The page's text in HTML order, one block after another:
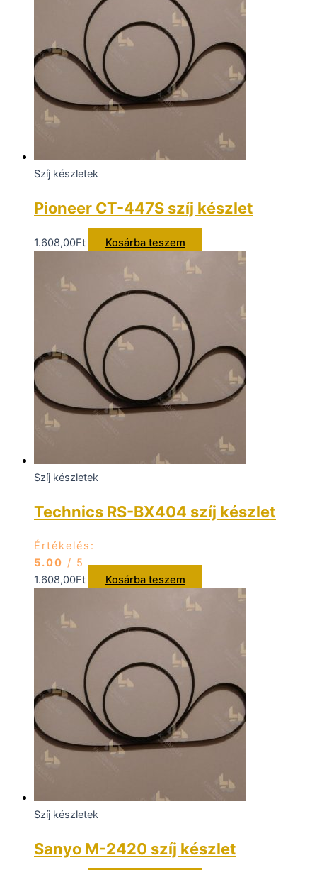
Szíj készletek
Pioneer CT-447S szíj készlet
1.608,00Ft Kosárba teszem
Szíj készletek
Technics RS-BX404 szíj készlet
Értékelés:
5.00 / 5
1.608,00Ft Kosárba teszem
Szíj készletek
Sanyo M-2420 szíj készlet